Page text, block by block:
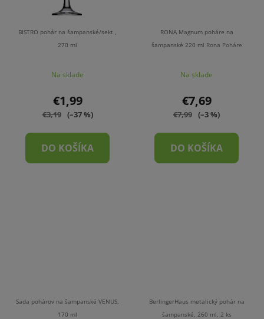
BISTRO pohár na šampanské/sekt ,
270 ml
Na sklade
€1,99
€3,19 (–37 %)
DO KOŠÍKA
RONA Magnum poháre na
šampanské 220 ml Rona Poháre
Na sklade
€7,69
€7,99 (–3 %)
DO KOŠÍKA
Sada pohárov na šampanské VENUS,
170 ml
BerlingerHaus metalický pohár na
šampanské, 260 ml, 2 ks